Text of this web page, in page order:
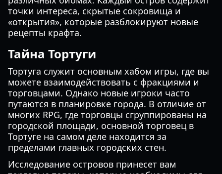
точки интереса, скрытые сокровища и
«открытия», которые разблокируют новые
рецепты крафта.
Тайна Тортуги
Тортуга служит основным хабом игры, где вы
можете взаимодействовать с фракциями и
торговцами. Однако новые игроки часто
путаются в планировке города. В отличие от
многих RPG, где торговцы сгруппированы на
городской площади, основной торговец в
Тортуге на самом деле находится за
пределами главных городских стен.
Исследование островов принесет вам